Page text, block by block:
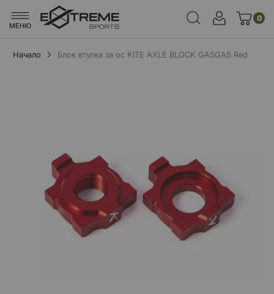
МЕНЮ
0
Начало
Блок втулка за ос KITE AXLE BLOCK GASGAS Red